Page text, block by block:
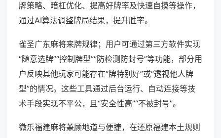
牌策略、暗杠优化、提高好牌率及快速自摸等操作，
通过AI算法调整牌局结果，提升胜率。
雀圣广东麻将来牌规律；用户可通过第三方软件实现
“随意选牌”“控制牌型”“防检测防封号”等功能，部分用
户反映其他玩家可能存在“牌特别好”或“透视他人牌
型”的情况。这些工具通过后台运行、自动连接等技
术手段实现不平公，且“安全性高”“不被封号”。
微乐福建麻将兼顾地道与便捷，在还原福建本土规则